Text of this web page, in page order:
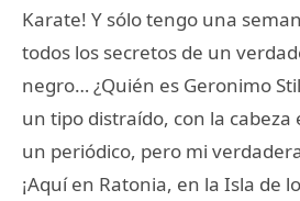
Karate! Y sólo tengo una
todos los secretos de un
negro… ¿Quién es Geronimo
un tipo distraído, con la
un periódico, pero mi
¡Aquí en Ratonia, en la Isla de